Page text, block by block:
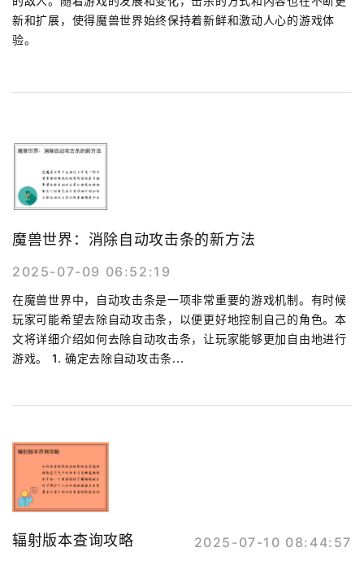
新和扩展，使得魔兽世界始终保持着新鲜和激动人心的游戏体
验。
魔兽世界：消除自动攻击条的新方法
2025-07-09 06:52:19
在魔兽世界中，自动攻击条是一项非常重要的游戏机制。有时候
玩家可能希望去除自动攻击条，以便更好地控制自己的角色。本
文将详细介绍如何去除自动攻击条，让玩家能够更加自由地进行
游戏。 1. 确定去除自动攻击条...
辐射版本查询攻略 2025-07-10 08:44:57